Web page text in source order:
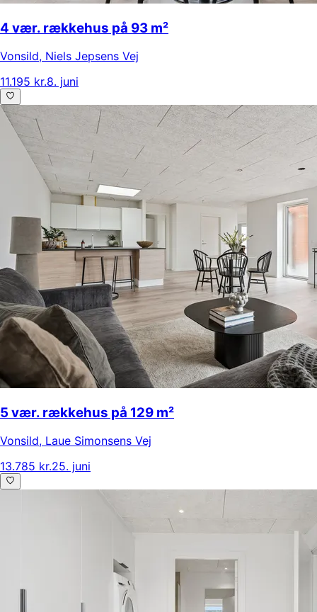
4 vær. rækkehus på 93 m²
Vonsild, Niels Jepsens Vej
11.195 kr.8. juni
5 vær. rækkehus på 129 m²
Vonsild, Laue Simonsens Vej
13.785 kr.25. juni